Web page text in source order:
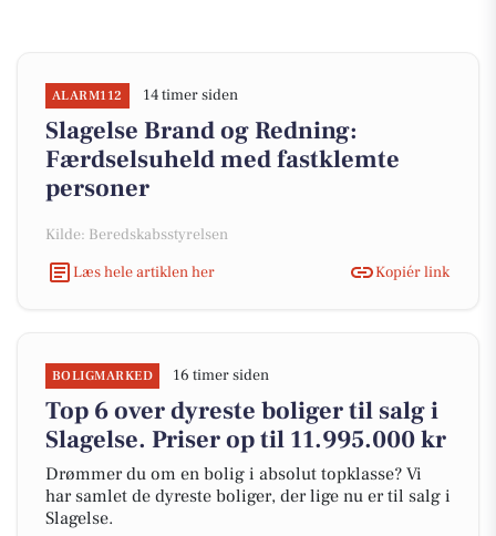
ALARM112 14 timer siden
Slagelse Brand og Redning:
Færdselsuheld med fastklemte
personer
Kilde: Beredskabsstyrelsen
Læs hele artiklen her
Kopiér link
BOLIGMARKED 16 timer siden
Top 6 over dyreste boliger til salg i
Slagelse. Priser op til 11.995.000 kr
Drømmer du om en bolig i absolut topklasse? Vi
har samlet de dyreste boliger, der lige nu er til salg i
Slagelse.